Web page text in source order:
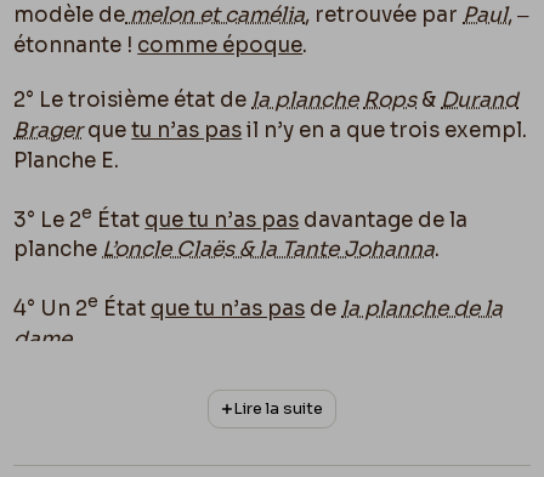
modèle de melon et camélia, retrouvée par Paul, ‒
étonnante ! comme époque.
2° Le troisième état de la planche Rops& Durand
Bragerquetu n’as pasil n’y en a que trois exempl.
Planche E.
3° Le 2e État que tu n’as pas davantage de la
plancheL’oncle Claës & la Tante Johanna.
4° Un 2e État que tu n’as pas de la planche de la
dame
à la fourrure. ‒
Lire la suite